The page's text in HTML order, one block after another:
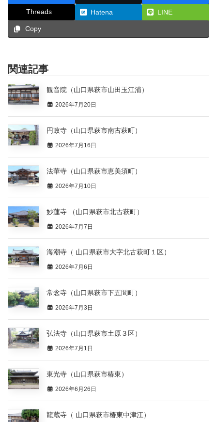
Threads Hatena LINE
Copy
関連記事
観音院（山口県萩市山田玉江浦）
2026年7月20日
円政寺（山口県萩市南古萩町）
2026年7月16日
法華寺（山口県萩市恵美須町）
2026年7月10日
妙蓮寺 （山口県萩市北古萩町）
2026年7月7日
海潮寺（ 山口県萩市大字北古萩町１区）
2026年7月6日
常念寺（山口県萩市下五間町）
2026年7月3日
弘法寺（山口県萩市土原３区）
2026年7月1日
東光寺（山口県萩市椿東）
2026年6月26日
龍蔵寺（ 山口県萩市椿東中津江）